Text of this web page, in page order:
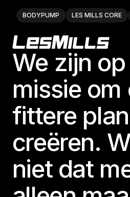
BODYPUMP LES MILLS CORE
Website
10Star Fitness - Easley
BODYPUMP
752 Rolling Hills Circle
Easley, SC 29640, United States
Website
Footer
We zijn
missie om
fittere
creëren.
niet dat